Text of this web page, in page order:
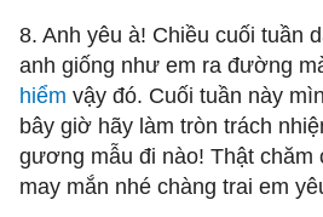
8. Anh yêu à! Chiều cuối tuần
anh giống như em ra đường
hiểm vậy đó. Cuối tuần này
bây giờ hãy làm tròn trách
gương mẫu đi nào! Thật chăm
may mắn nhé chàng trai em